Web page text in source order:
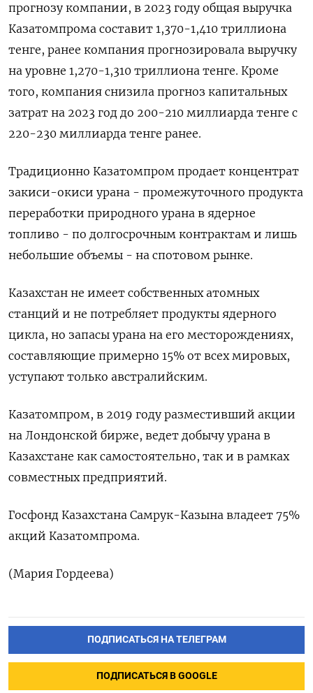
прогнозу компании, в 2023 году общая выручка
Казатомпрома составит 1,370-1,410 триллиона
тенге, ранее компания прогнозировала выручку
на уровне 1,270-1,310 триллиона тенге. Кроме
того, компания снизила прогноз капитальных
затрат на 2023 год до 200-210 миллиарда тенге с
220-230 миллиарда тенге ранее.
Традиционно Казатомпром продает концентрат
закиси-окиси урана - промежуточного продукта
переработки природного урана в ядерное
топливо - по долгосрочным контрактам и лишь
небольшие объемы - на спотовом рынке.
Казахстан не имеет собственных атомных
станций и не потребляет продукты ядерного
цикла, но запасы урана на его месторождениях,
составляющие примерно 15% от всех мировых,
уступают только австралийским.
Казатомпром, в 2019 году разместивший акции
на Лондонской бирже, ведет добычу урана в
Казахстане как самостоятельно, так и в рамках
совместных предприятий.
Госфонд Казахстана Самрук-Казына владеет 75%
акций Казатомпрома.
(Мария Гордеева)
ПОДПИСАТЬСЯ НА ТЕЛЕГРАМ
ПОДПИСАТЬСЯ В GOOGLE